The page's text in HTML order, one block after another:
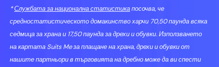
*Службата за национална статистикапосочва, че
средностатистическото домакинство харчи 70,50 паунда всяка
седмица за храна и 17,50 паунда за дрехи и обувки. Използването
на картата Suits Me за плащане на храна, дрехи и обувки от
нашите партньори в търговията на дребно може да ви спести